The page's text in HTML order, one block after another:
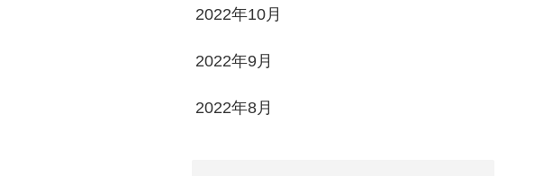
2022年10月
2022年9月
2022年8月